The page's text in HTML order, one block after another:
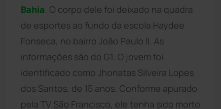
Bahia . O corpo dele foi deixado na quadra
de esportes ao fundo da escola Haydee
Fonseca, no bairro João Paulo II. As
informações são do G1. O jovem foi
identificado como Jhonatas Silveira Lopes
dos Santos, de 15 anos. Conforme apurado
pela TV São Francisco, ele tenha sido morto